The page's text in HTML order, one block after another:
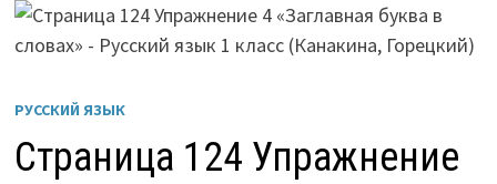
РУССКИЙ ЯЗЫК
Страница 124 Упражнение